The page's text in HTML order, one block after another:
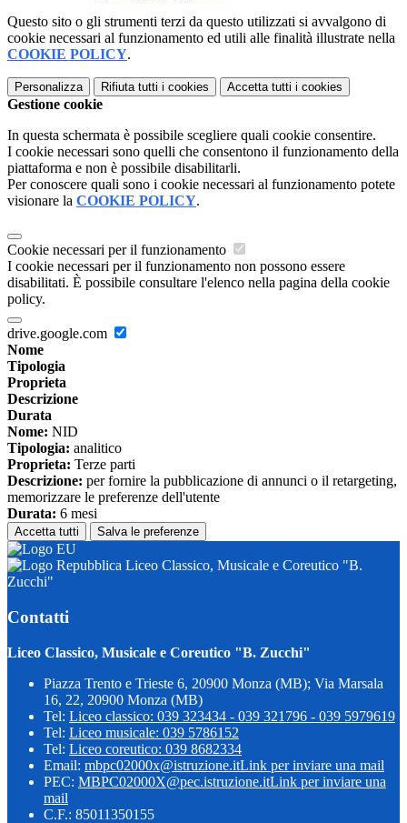
Questo sito o gli strumenti terzi da questo utilizzati si avvalgono di
cookie necessari al funzionamento ed utili alle finalità illustrate nella
COOKIE POLICY.
Personalizza Rifiuta tutti i cookies Accetta tutti i cookies
Gestione cookie
In questa schermata è possibile scegliere quali cookie consentire.
I cookie necessari sono quelli che consentono il funzionamento della
piattaforma e non è possibile disabilitarli.
Per conoscere quali sono i cookie necessari al funzionamento potete
visionare la COOKIE POLICY.
Cookie necessari per il funzionamento
I cookie necessari per il funzionamento non possono essere
disabilitati. È possibile consultare l'elenco nella pagina della cookie
policy.
drive.google.com
Nome
Tipologia
Proprieta
Descrizione
Durata
Nome: NID
Tipologia: analitico
Proprieta: Terze parti
Descrizione: per fornire la pubblicazione di annunci o il retargeting,
memorizzare le preferenze dell'utente
Durata: 6 mesi
Accetta tutti Salva le preferenze
Liceo Classico, Musicale e Coreutico "B.
Zucchi"
Contatti
Liceo Classico, Musicale e Coreutico "B. Zucchi"
Piazza Trento e Trieste 6, 20900 Monza (MB); Via Marsala
16, 22, 20900 Monza (MB)
Tel: Liceo classico: 039 323434 - 039 321796 - 039 5979619
Tel: Liceo musicale: 039 5786152
Tel: Liceo coreutico: 039 8682334
Email: mbpc02000x@istruzione.itLink per inviare una mail
PEC: MBPC02000X@pec.istruzione.itLink per inviare una
mail
C.F.: 85011350155